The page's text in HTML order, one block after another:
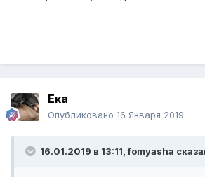
Ека
Опубликовано 16 Января 2019
16.01.2019 в 13:11,fomyasha